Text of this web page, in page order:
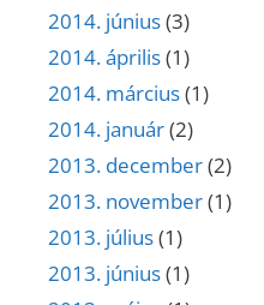
2014. június(3)
2014. április(1)
2014. március(1)
2014. január(2)
2013. december(2)
2013. november(1)
2013. július(1)
2013. június(1)